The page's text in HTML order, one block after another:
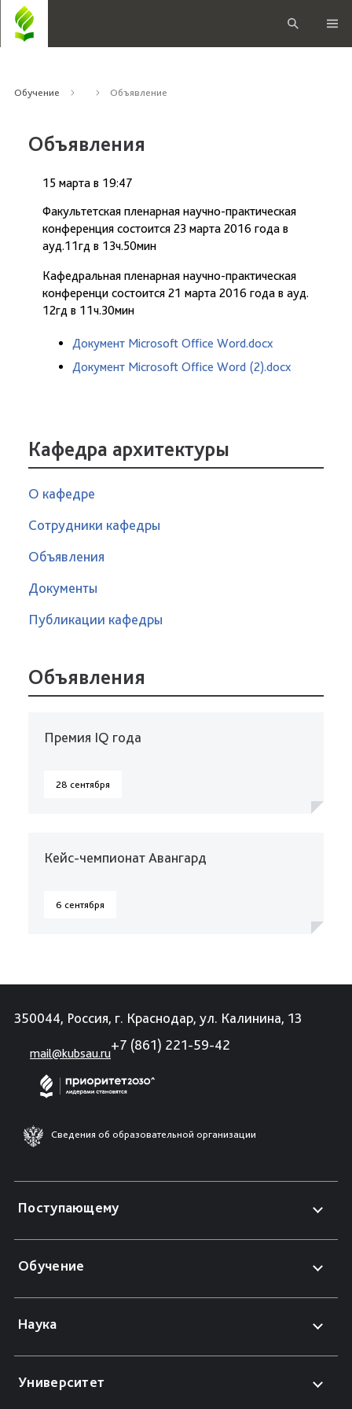
Обучение Объявление
Объявления
15 марта в 19:47
Факультетская пленарная научно-практическая
конференция состоится 23 марта 2016 года в
ауд.11гд в 13ч.50мин
Кафедральная пленарная научно-практическая
конференци состоится 21 марта 2016 года в ауд.
12гд в 11ч.30мин
Документ Microsoft Office Word.docx
Документ Microsoft Office Word (2).docx
Кафедра архитектуры
О кафедре
Сотрудники кафедры
Объявления
Документы
Публикации кафедры
Объявления
Премия IQ года
28 сентября
Кейс-чемпионат Авангард
6 сентября
350044, Россия, г. Краснодар, ул. Калинина, 13
mail@kubsau.ru
+7 (861) 221-59-42
Сведения об образовательной организации
Поступающему
Обучение
Наука
Университет